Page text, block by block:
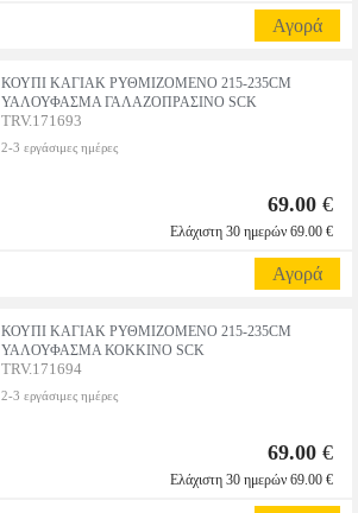
Αγορά
ΚΟΥΠΙ ΚΑΓΙΑΚ ΡΥΘΜΙΖΟΜΕΝΟ 215-235CM
ΥΑΛΟΥΦΑΣΜΑ ΓΑΛΑΖΟΠΡΑΣΙΝΟ SCK
TRV.171693
2-3 εργάσιμες ημέρες
69.00 €
Ελάχιστη 30 ημερών 69.00 €
Αγορά
ΚΟΥΠΙ ΚΑΓΙΑΚ ΡΥΘΜΙΖΟΜΕΝΟ 215-235CM
ΥΑΛΟΥΦΑΣΜΑ ΚΟΚΚΙΝΟ SCK
TRV.171694
2-3 εργάσιμες ημέρες
69.00 €
Ελάχιστη 30 ημερών 69.00 €